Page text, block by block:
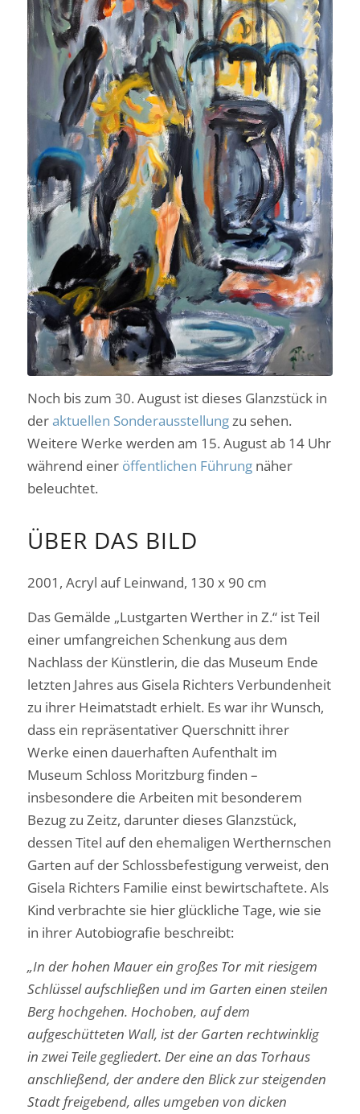
Noch bis zum 30. August ist dieses Glanzstück in
deraktuellen Sonderausstellungzu sehen.
Weitere Werke werden am 15. August ab 14 Uhr
während einer öffentlichen Führungnäher
beleuchtet.
ÜBER DAS BILD
2001, Acryl auf Leinwand, 130 x 90 cm
Das Gemälde „Lustgarten Werther in Z.“ ist Teil
einer umfangreichen Schenkung aus dem
Nachlass der Künstlerin, die das Museum Ende
letzten Jahres aus Gisela Richters Verbundenheit
zu ihrer Heimatstadt erhielt. Es war ihr Wunsch,
dass ein repräsentativer Querschnitt ihrer
Werke einen dauerhaften Aufenthalt im
Museum Schloss Moritzburg finden –
insbesondere die Arbeiten mit besonderem
Bezug zu Zeitz, darunter dieses Glanzstück,
dessen Titel auf den ehemaligen Werthernschen
Garten auf der Schlossbefestigung verweist, den
Gisela Richters Familie einst bewirtschaftete. Als
Kind verbrachte sie hier glückliche Tage, wie sie
in ihrer Autobiografie beschreibt:
„In der hohen Mauer ein großes Tor mit riesigem
Schlüssel aufschließen und im Garten einen steilen
Berg hochgehen. Hochoben, auf dem
aufgeschütteten Wall, ist der Garten rechtwinklig
in zwei Teile gegliedert. Der eine an das Torhaus
anschließend, der andere den Blick zur steigenden
Stadt freigebend, alles umgeben von dicken